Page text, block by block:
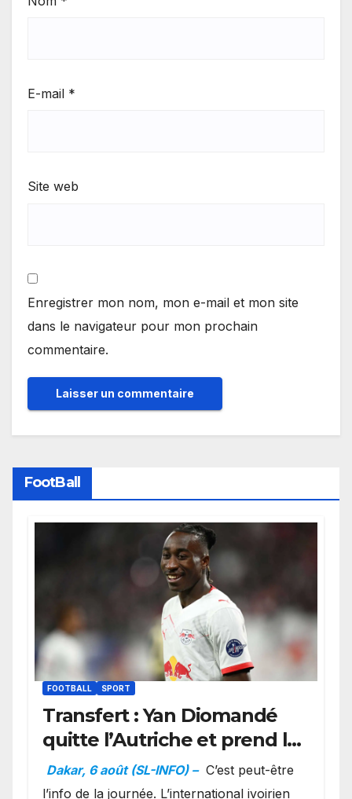
E-mail *
Site web
Enregistrer mon nom, mon e-mail et mon site
dans le navigateur pour mon prochain
commentaire.
FootBall
FOOTBALL SPORT
Transfert : Yan Diomandé
quitte l’Autriche et prend la
direction de Madrid
Dakar, 6 août (SL-INFO) – C’est peut-être
l’info de la journée. L’international ivoirien